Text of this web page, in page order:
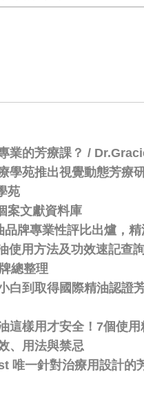
業的芳療課？ /
學苑推出視覺動態芳療
苑
案文獻資料庫
牌專業性評比出爐，
使用方法及功效速記查
總整理
白到取得國際精油認
這樣用才安全！7個使
、用法與禁忌
唯一針對治療用設計的